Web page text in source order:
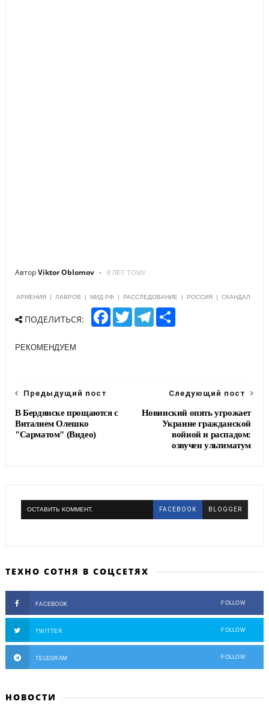
АвторViktor Oblomov 8 ЛЕТ ТОМУ
АРМЕНИЯ | ЛАВРОВ | МИД РФ | РАССЛЕДОВАНИЕ | РОССИЯ | СКАНДАЛ
ПОДЕЛИТЬСЯ:
F
T
w
T
e
S
РЕКОМЕНДУЕМ
Следующий пост
Новинский опять угрожает
Украине гражданской
войной и распадом:
озвучен ультиматум
Предыдущий пост
В Бердянске прощаются с
Виталием Олешко
"Сарматом" (Видео)
ОСТАВИТЬ КОММЕНТ. FACEBOOK BLOGGER
ТЕХНО СОТНЯ В СОЦСЕТЯХ
FACEBOOK FOLLOW
TWITTER FOLLOW
TELEGRAM FOLLOW
НОВОСТИ